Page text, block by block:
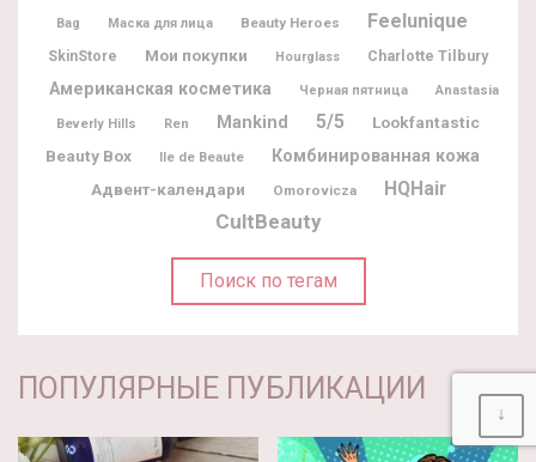
Bag Маска для лица Beauty Heroes Feelunique
SkinStore Мои покупки Hourglass Charlotte Tilbury
Американская косметика Черная пятница Anastasia
Beverly Hills Ren Mankind 5/5
Lookfantastic
Beauty Box
Ile de Beaute
Комбинированная кожа
Адвент-календари
Omorovicza HQHair
CultBeauty
Поиск по тегам
ПОПУЛЯРНЫЕ ПУБЛИКАЦИИ
↓